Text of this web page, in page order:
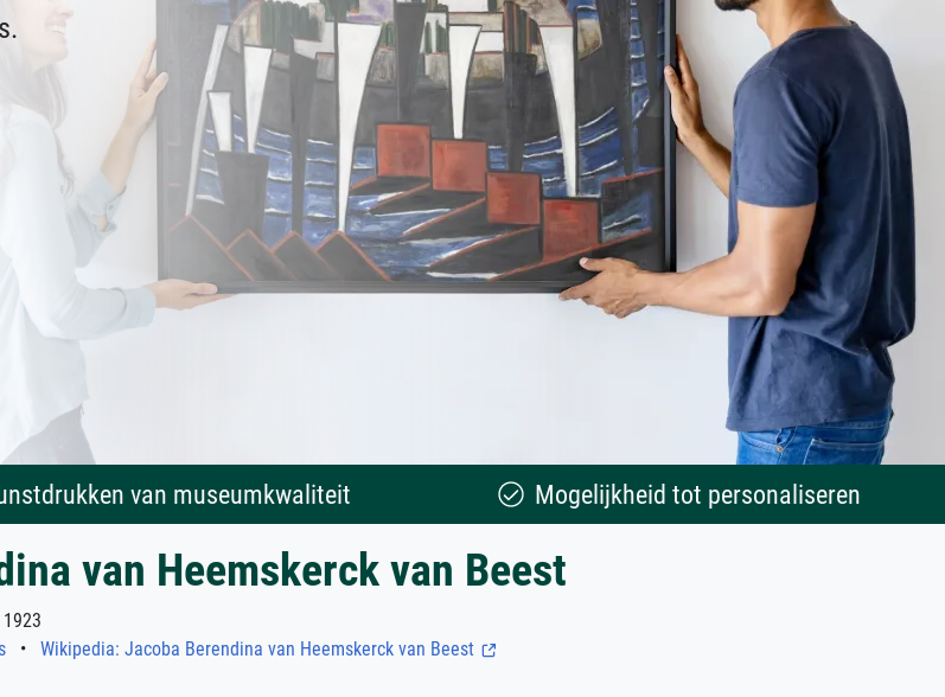
van museumkwaliteit Mogelijkheid tot personaliseren
van Heemskerck van Beest
• Wikipedia: Jacoba Berendina van Heemskerck van Beest